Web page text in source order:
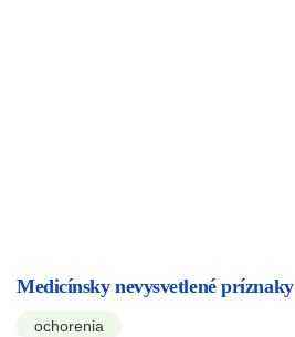
Medicínsky nevysvetlené príznaky
ochorenia